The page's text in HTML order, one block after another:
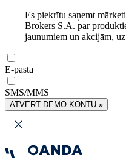
Es piekrītu saņemt
Brokers S.A. par
jaunumiem un akcijām,
E-pasta
SMS/MMS
ATVĒRT DEMO KONTU »